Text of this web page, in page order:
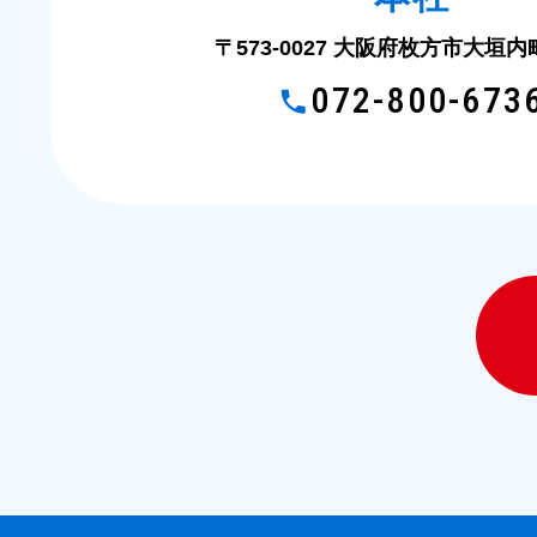
〒573-0027 大阪府枚方市大垣内
072-800-